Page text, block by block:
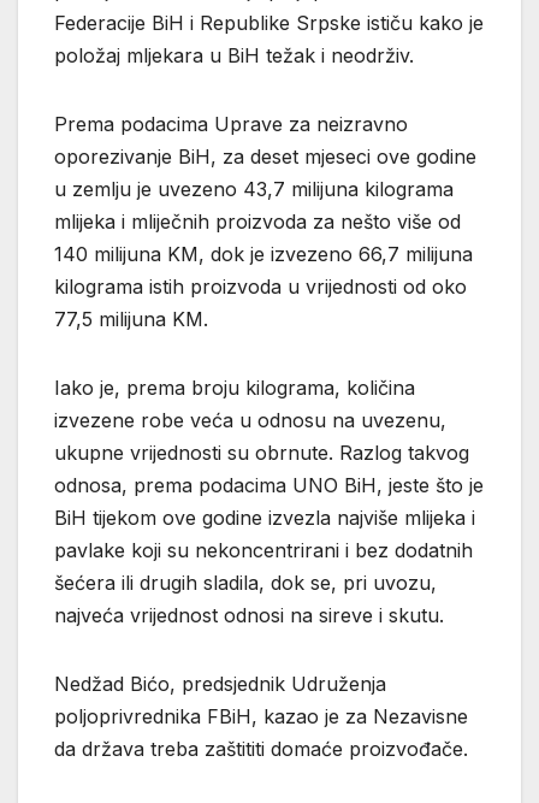
Federacije BiH i Republike Srpske ističu kako je
položaj mljekara u BiH težak i neodrživ.
Prema podacima Uprave za neizravno
oporezivanje BiH, za deset mjeseci ove godine
u zemlju je uvezeno 43,7 milijuna kilograma
mlijeka i mliječnih proizvoda za nešto više od
140 milijuna KM, dok je izvezeno 66,7 milijuna
kilograma istih proizvoda u vrijednosti od oko
77,5 milijuna KM.
Iako je, prema broju kilograma, količina
izvezene robe veća u odnosu na uvezenu,
ukupne vrijednosti su obrnute. Razlog takvog
odnosa, prema podacima UNO BiH, jeste što je
BiH tijekom ove godine izvezla najviše mlijeka i
pavlake koji su nekoncentrirani i bez dodatnih
šećera ili drugih sladila, dok se, pri uvozu,
najveća vrijednost odnosi na sireve i skutu.
Nedžad Bićo, predsjednik Udruženja
poljoprivrednika FBiH, kazao je za Nezavisne
da država treba zaštititi domaće proizvođače.